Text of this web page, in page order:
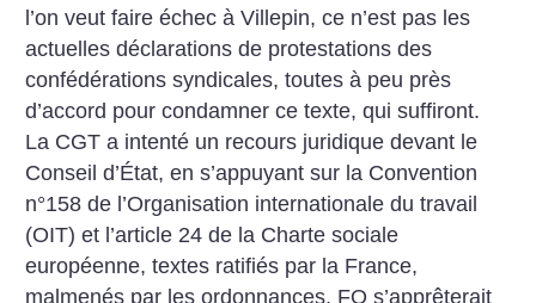
l’on veut faire échec à Villepin, ce n’est pas les
actuelles déclarations de protestations des
confédérations syndicales, toutes à peu près
d’accord pour condamner ce texte, qui suffiront.
La CGT a intenté un recours juridique devant le
Conseil d’État, en s’appuyant sur la Convention
n°158 de l’Organisation internationale du travail
(OIT) et l’article 24 de la Charte sociale
européenne, textes ratifiés par la France,
malmenés par les ordonnances. FO s’apprêterait